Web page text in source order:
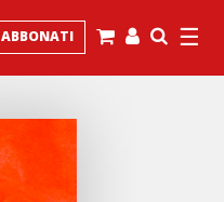
ABBONATI ☰